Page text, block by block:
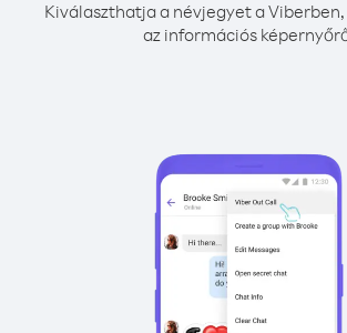
Kiválaszthatja a névjegyet a
az információs